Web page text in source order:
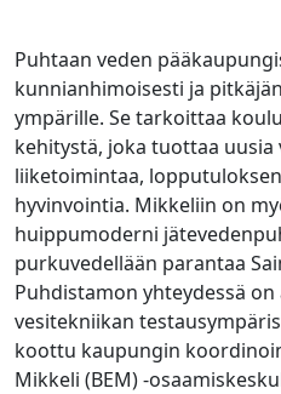
Puhtaan veden
kunnianhimoisesti ja
ympärille. Se tarkoittaa
kehitystä, joka tuottaa
liiketoimintaa,
hyvinvointia. Mikkeliin on
huippumoderni
purkuvedellään parantaa
Puhdistamon yhteydessä
vesitekniikan
koottu kaupungin
Mikkeli (BEM) -